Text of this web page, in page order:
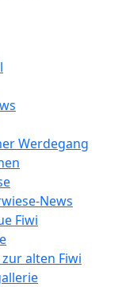
Werdegang
News
Fiwi
alten Fiwi